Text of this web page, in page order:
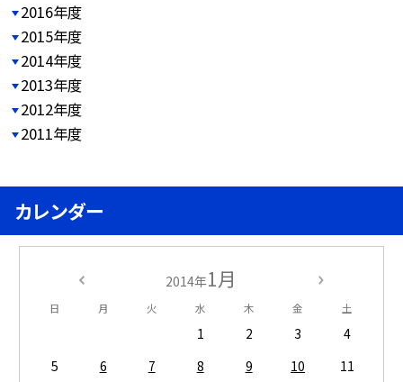
2016年度
2015年度
2014年度
2013年度
2012年度
2011年度
カレンダー
2014年1月
日 月 火 水 木 金 土
1 2 3
4
5
6 7 8 9 10
11